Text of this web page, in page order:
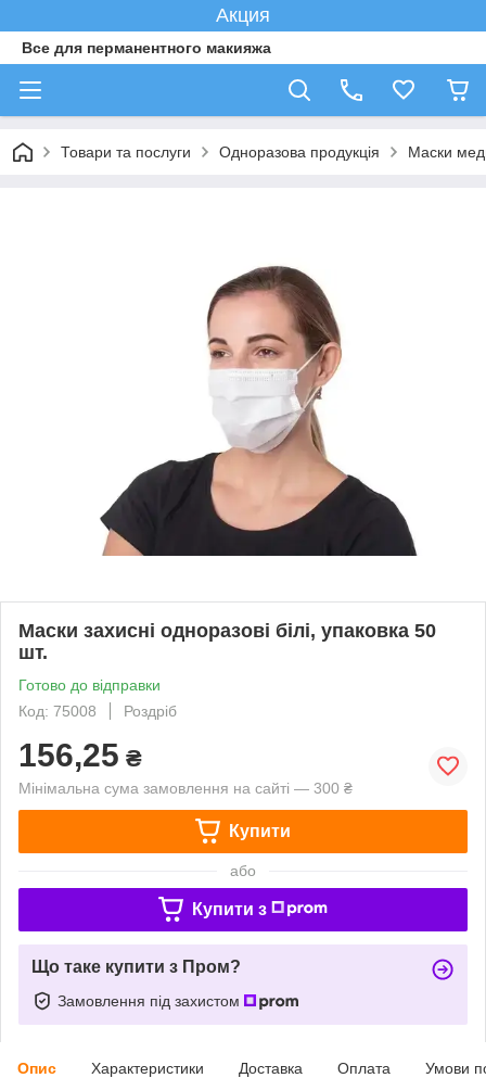
Акция
Все для перманентного макияжа
Товари та послуги Одноразова продукція Маски
Маски захисні одноразові білі, упаковка 50
шт.
Готово до відправки
Код: 75008
Роздріб
156,25 ₴
Мінімальна сума замовлення на сайті — 300 ₴
Купити
або
Купити з
Що таке купити з Пром?
Замовлення під захистом
Опис Характеристики Доставка Оплата Умови